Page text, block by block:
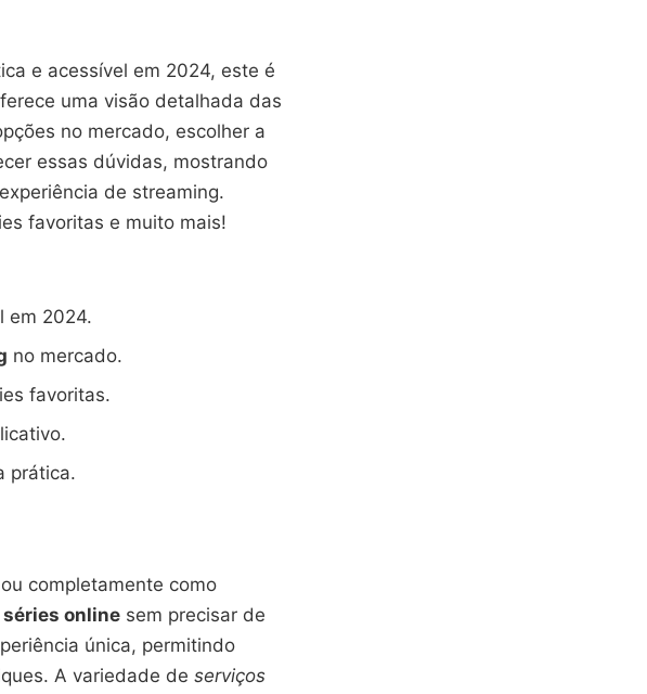
e acessível em 2024, este é
uma visão detalhada das
no mercado, escolher a
essas dúvidas, mostrando
de streaming.
favoritas e muito mais!
em 2024.
no mercado.
favoritas.
prática.
completamente como
online sem precisar de
única, permitindo
A variedade de serviços